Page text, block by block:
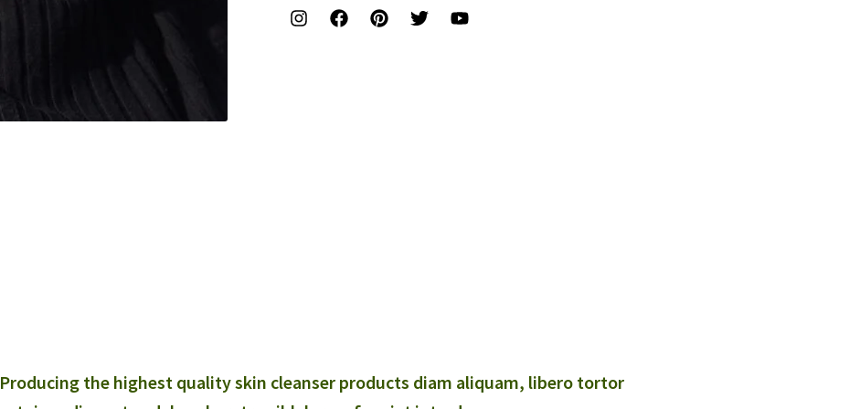
Producing the highest quality skin cleanser products diam aliquam, libero tortor